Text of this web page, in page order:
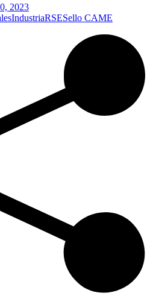
2023
IndustriaRSESello CAME